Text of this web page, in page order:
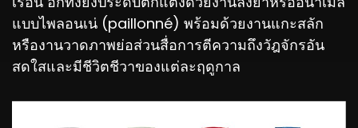
แบบไพลอนเน่ (paillonné) พร้อมด้วยงานแกะสลัก
หรืองานวาดภาพย่อส่วนสื่อการตีความถึงวัฎจักรอัน
สดใสและมีชีวิตชีวาของแต่ละฤดูกาล